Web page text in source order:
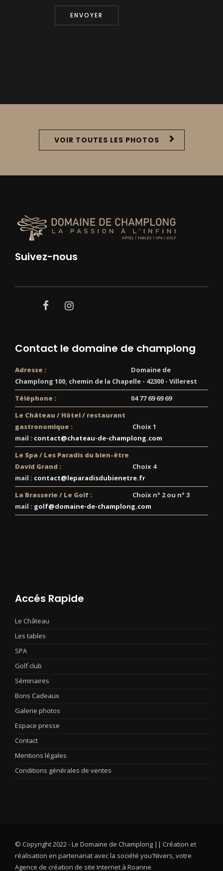
ENVOYER
VOIR TOUTES LES PHOTOS
Suivez-nous
facebook
Contact le domaine de champlong
Adresse :
Domaine de
Champlong 100, chemin de la Chapelle - 42300 - Villerest
Téléphone :
04 77 69 69 69
Le Château / Hôtel / restaurant
gastronomique :
Choix 1
mail : contact@chateau-de-champlong.com
Le Spa / Les Paradis du bien-être
David Grand :
Choix 4
mail : contact@leparadisdubienetre.fr
La Brasserie / Le Golf :
Choix n° 2 ou n° 3
mail : golf@domaine-de-champlong.com
Accés Rapide
Le Château
Les tables
SPA
Golf club
Séminaires
Bons Cadeaux
Galerie photos
Espace presse
Contact
Mentions légales
Conditions générales de ventes
© Copyright 2022 - Le Domaine de Champlong || Création et
réalisation en partenariat avec la société you'Nivers, votre
Agence de création de site Internet à Roanne